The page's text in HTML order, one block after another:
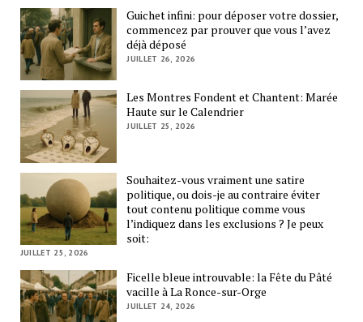
Guichet infini: pour déposer votre dossier,
commencez par prouver que vous l’avez
déjà déposé
JUILLET 26, 2026
Les Montres Fondent et Chantent: Marée
Haute sur le Calendrier
JUILLET 25, 2026
Souhaitez-vous vraiment une satire
politique, ou dois-je au contraire éviter
tout contenu politique comme vous
l’indiquez dans les exclusions ? Je peux
soit:
JUILLET 25, 2026
Ficelle bleue introuvable: la Fête du Pâté
vacille à La Ronce-sur-Orge
JUILLET 24, 2026